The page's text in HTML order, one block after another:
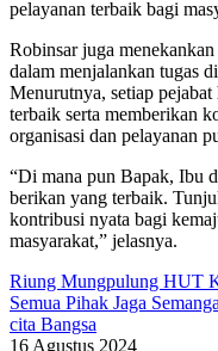
pelayanan terbaik bagi
Robinsar juga
dalam menjalankan tugas
Menurutnya, setiap
terbaik serta memberikan
organisasi dan pelayanan
“Di mana pun Bapak, Ibu
berikan yang terbaik.
kontribusi nyata bagi
masyarakat,” jelasnya.
Riung Mungpulung HUT
Semua Pihak Jaga
cita Bangsa
16 Agustus 2024